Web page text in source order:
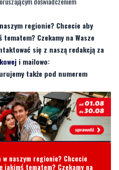
się z naszą redakcją za
i mailowo:
także pod numerem
naszym regionie? Chcecie
jakimś tematem? Czekamy na
kontaktować się z naszą
także pod numerem